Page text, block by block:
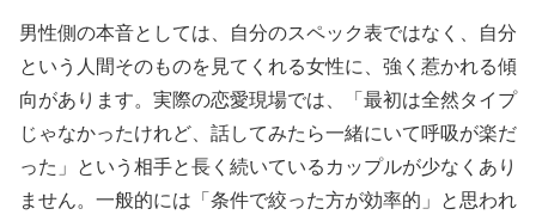
男性側の本音としては、自分のスペック表ではなく、自分
という人間そのものを見てくれる女性に、強く惹かれる傾
向があります。実際の恋愛現場では、「最初は全然タイプ
じゃなかったけれど、話してみたら一緒にいて呼吸が楽だ
った」という相手と長く続いているカップルが少なくあり
ません。一般的には「条件で絞った方が効率的」と思われ